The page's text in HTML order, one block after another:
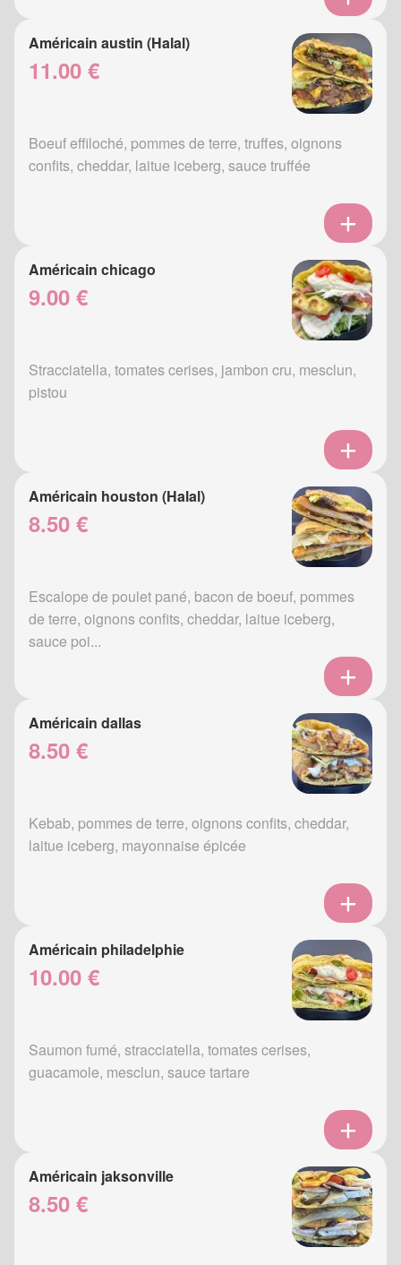
Américain austin (Halal)
11.00 €
Boeuf effiloché, pommes de terre, truffes, oignons
confits, cheddar, laitue iceberg, sauce truffée
Américain chicago
9.00 €
Stracciatella, tomates cerises, jambon cru, mesclun,
pistou
Américain houston (Halal)
8.50 €
Escalope de poulet pané, bacon de boeuf, pommes
de terre, oignons confits, cheddar, laitue iceberg,
sauce poi...
Américain dallas
8.50 €
Kebab, pommes de terre, oignons confits, cheddar,
laitue iceberg, mayonnaise épicée
Américain philadelphie
10.00 €
Saumon fumé, stracciatella, tomates cerises,
guacamole, mesclun, sauce tartare
Américain jaksonville
8.50 €